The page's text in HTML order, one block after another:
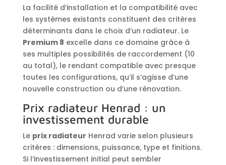
La facilité d’installation et la compatibilité avec
les systèmes existants constituent des critères
déterminants dans le choix d’un radiateur. Le
Premium 8 excelle dans ce domaine grâce à
ses multiples possibilités de raccordement (10
au total), le rendant compatible avec presque
toutes les configurations, qu’il s’agisse d’une
nouvelle construction ou d’une rénovation.
Prix radiateur Henrad : un
investissement durable
Le prix radiateur Henrad varie selon plusieurs
critères : dimensions, puissance, type et finitions.
Si l’investissement initial peut sembler